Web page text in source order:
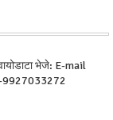
भेजे: E-mail
9927033272